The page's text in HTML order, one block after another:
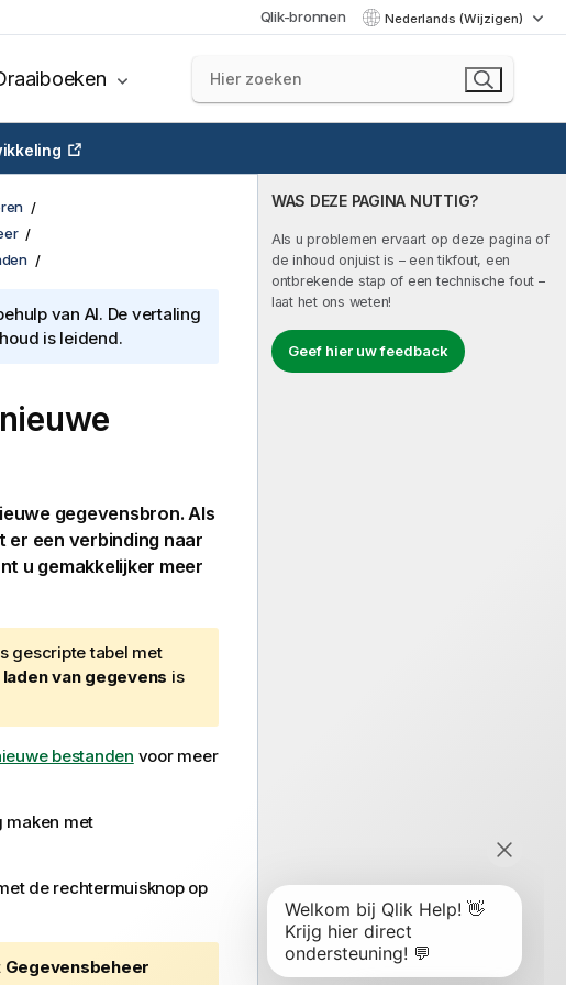
Qlik-bronnen Nederlands (Wijzigen)
WAS DEZE PAGINA NUTTIG?
Als u problemen ervaart op deze pagina of
de inhoud onjuist is – een tikfout, een
ontbrekende stap of een technische fout –
laat het ons weten!
Geef hier uw feedback
van AI. De vertaling
is leidend.
gegevensbron. Als
er een verbinding naar
u gemakkelijker meer
gescripte tabel met
van gegevens is
bestanden voor meer
maken met
de rechtermuisknop op
Gegevensbeheer